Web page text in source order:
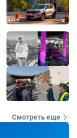
Смотреть еще